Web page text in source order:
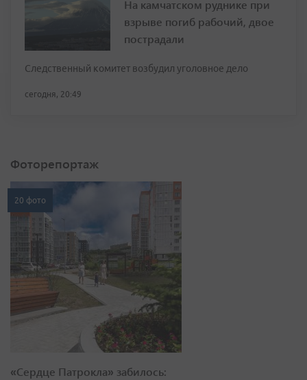
На камчатском руднике при
взрыве погиб рабочий, двое
пострадали
Следственный комитет возбудил уголовное дело
сегодня, 20:49
Фоторепортаж
20 фото
«Сердце Патрокла» забилось: